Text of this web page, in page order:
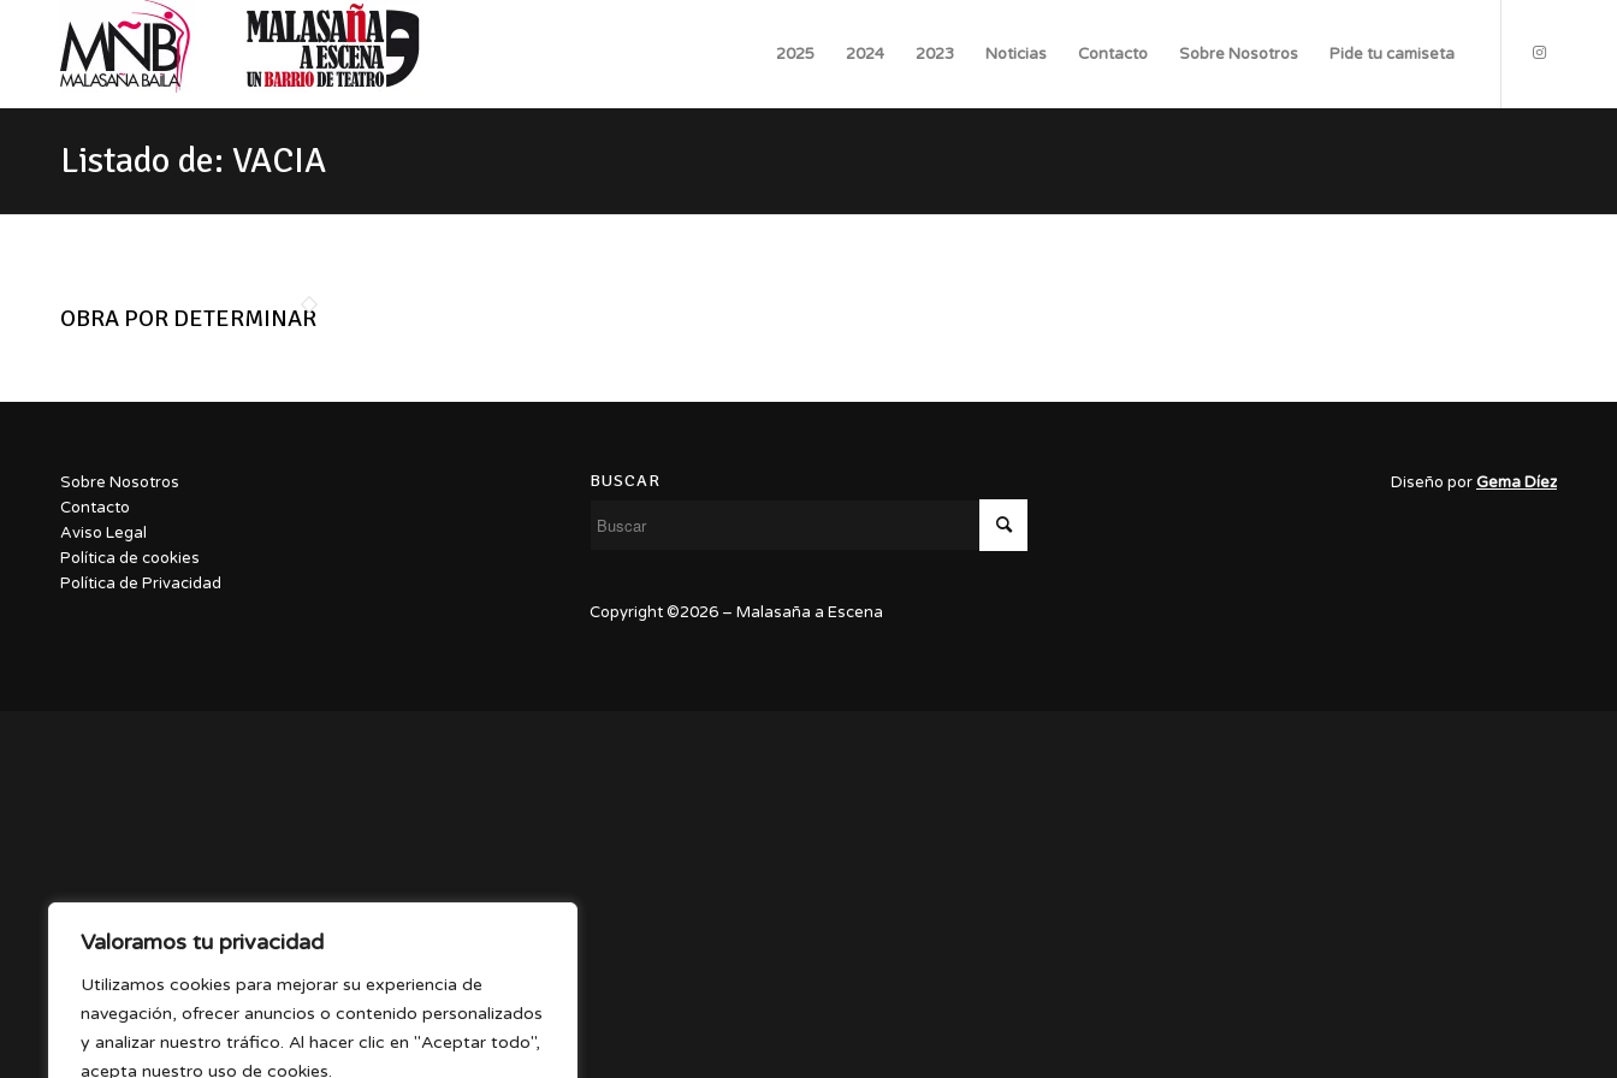
Valoramos tu privacidad
Utilizamos cookies para mejorar su experiencia de
navegación, ofrecer anuncios o contenido personalizados
y analizar nuestro tráfico. Al hacer clic en "Aceptar todo",
acepta nuestro uso de cookies.
2025 2024 2023 Noticias Contacto Sobre Nosotros Pide tu camiseta
Listado de: VACIA
OBRA POR DETERMINAR
Sobre Nosotros
Contacto
Aviso Legal
Política de cookies
Política de Privacidad
BUSCAR
Copyright ©2026 – Malasaña a Escena
Diseño porGema Díez